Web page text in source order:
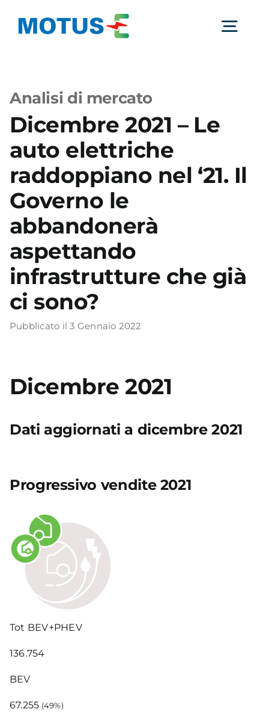
Studi e ricerche
Analisi di mercato
Utilità
Comunicati Stampa
Analisi di mercato
Dicembre 2021 – Le
auto elettriche
raddoppiano nel ‘21. Il
Governo le
abbandonerà
aspettando
infrastrutture che già
ci sono?
Pubblicato il 3 Gennaio 2022
Dicembre 2021
Dati aggiornati a dicembre 2021
Progressivo vendite 2021
Tot BEV+PHEV
136.754
BEV
67.255 (49%)